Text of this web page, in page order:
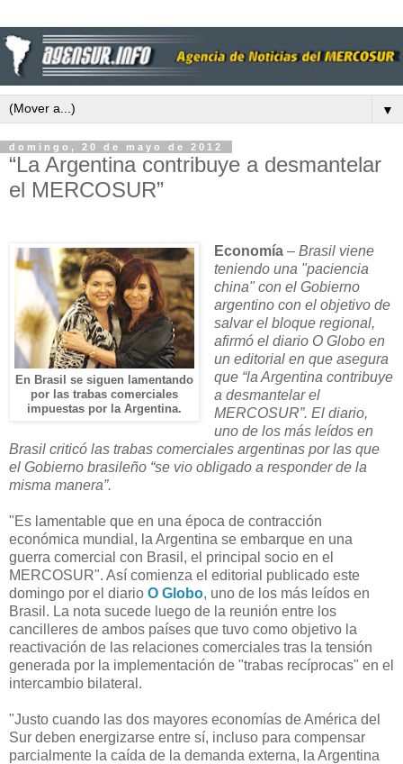
▼
domingo, 20 de mayo de 2012
“La Argentina contribuye a desmantelar
el MERCOSUR”
En Brasil se siguen lamentando
por las trabas comerciales
impuestas por la Argentina.
Economía– Brasil viene
teniendo una "paciencia
china" con el Gobierno
argentino con el objetivo de
salvar el bloque regional,
afirmó el diario O Globo en
un editorial en que asegura
que “la Argentina contribuye
a desmantelar el
MERCOSUR”. El diario,
uno de los más leídos en
Brasil criticó las trabas comerciales argentinas por las que
el Gobierno brasileño “se vio obligado a responder de la
misma manera”.
"Es lamentable que en una época de contracción
económica mundial, la Argentina se embarque en una
guerra comercial con Brasil, el principal socio en el
MERCOSUR". Así comienza el editorial publicado este
domingo por el diario O Globo, uno de los más leídos en
Brasil. La nota sucede luego de la reunión entre los
cancilleres de ambos países que tuvo como objetivo la
reactivación de las relaciones comerciales tras la tensión
generada por la implementación de "trabas recíprocas" en el
intercambio bilateral.
"Justo cuando las dos mayores economías de América del
Sur deben energizarse entre sí, incluso para compensar
parcialmente la caída de la demanda externa, la Argentina